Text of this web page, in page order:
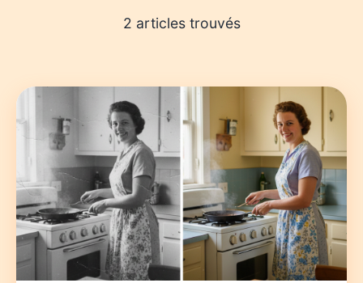
2 articles trouvés